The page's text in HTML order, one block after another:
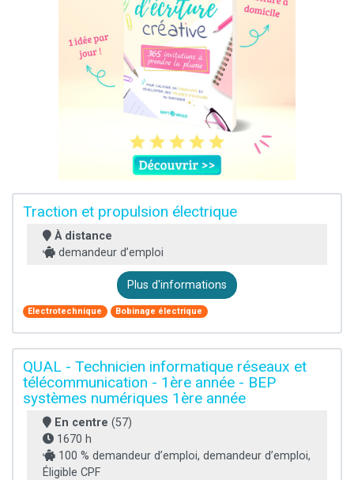
Traction et propulsion électrique
À distance
demandeur d’emploi
Plus d'informations
Electrotechnique Bobinage électrique
QUAL - Technicien informatique réseaux et
télécommunication - 1ère année - BEP
systèmes numériques 1ère année
En centre (57)
1670 h
100 % demandeur d’emploi, demandeur d’emploi,
Éligible CPF